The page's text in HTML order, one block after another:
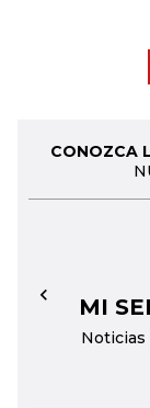
CONOZCA
MI
Noticias
←